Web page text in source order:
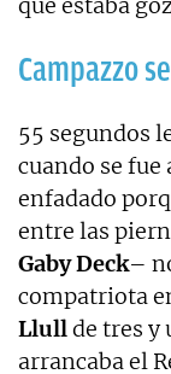
Campazzo
55 segundos
cuando se
enfadado
entre las
Gaby Deck–
compatriota
Llullde tres y
arrancaba el